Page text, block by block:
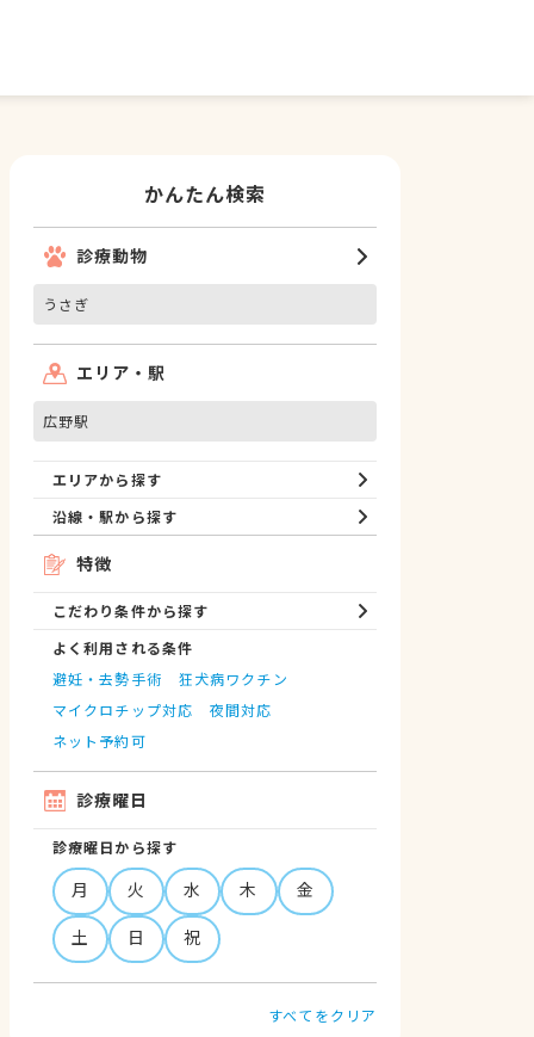
かんたん検索
診療動物
うさぎ
エリア・駅
広野駅
エリアから探す
沿線・駅から探す
特徴
こだわり条件から探す
よく利用される条件
避妊・去勢手術
狂犬病ワクチン
マイクロチップ対応
夜間対応
ネット予約可
診療曜日
診療曜日から探す
月 火 水 木
金
土
日 祝
すべてをクリア